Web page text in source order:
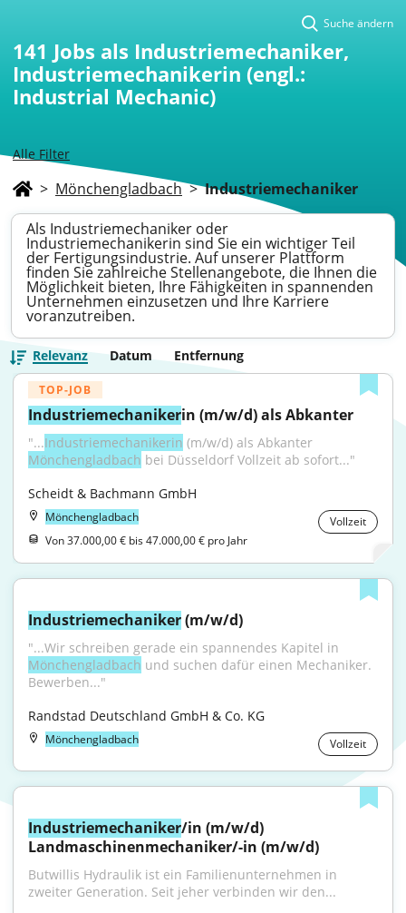
Alle Filter
Suche ändern
141 Jobs als Industriemechaniker,
Industriemechanikerin (engl.:
Industrial Mechanic)
> Mönchengladbach > Industriemechaniker
Als Industriemechaniker oder
Industriemechanikerin sind Sie ein wichtiger Teil
der Fertigungsindustrie. Auf unserer Plattform
finden Sie zahlreiche Stellenangebote, die Ihnen die
Möglichkeit bieten, Ihre Fähigkeiten in spannenden
Unternehmen einzusetzen und Ihre Karriere
voranzutreiben.
Relevanz Datum Entfernung
TOP-JOB
Industriemechanikerin (m/w/d) als Abkanter
"...Industriemechanikerin
Mönchengladbach bei Düsseldorf Vollzeit ab sofort..."
Scheidt & Bachmann GmbH
Mönchengladbach
Vollzeit
Von 37.000,00 € bis 47.000,00 € pro Jahr
Industriemechaniker (m/w/d)
Mönchengladbach und suchen dafür einen Mechaniker.
Bewerben..."
Randstad Deutschland GmbH & Co. KG
Mönchengladbach Vollzeit
Industriemechaniker/in (m/w/d)
Landmaschinenmechaniker/-in (m/w/d)
Butwillis Hydraulik ist ein Familienunternehmen in
zweiter Generation. Seit jeher verbinden wir den...